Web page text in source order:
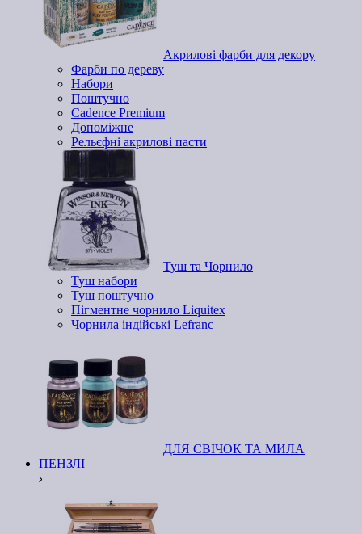
Акрилові фарби для декору
Фарби по дереву
Набори
Поштучно
Cadence Premium
Допоміжне
Рельєфні акрилові пасти
Туш та Чорнило
Туш набори
Туш поштучно
Пігментне чорнило Liquitex
Чорнила індійські Lefranc
ДЛЯ СВІЧОК ТА МИЛА
ПЕНЗЛІ